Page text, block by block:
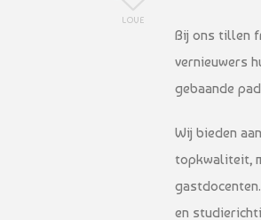
LOVE
Bij ons tillen
vernieuwers
gebaande
Wij bieden
topkwaliteit,
en